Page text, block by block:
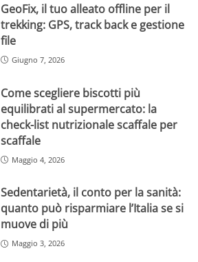
GeoFix, il tuo alleato offline per il
trekking: GPS, track back e gestione
file
Giugno 7, 2026
Come scegliere biscotti più
equilibrati al supermercato: la
check-list nutrizionale scaffale per
scaffale
Maggio 4, 2026
Sedentarietà, il conto per la sanità:
quanto può risparmiare l’Italia se si
muove di più
Maggio 3, 2026